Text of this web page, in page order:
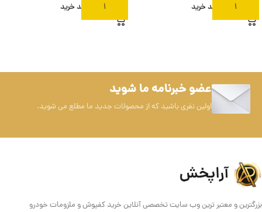
افزودن به سبد خرید افزودن به سبد خرید
عضو خبرنامه ما شوید
اولین نفری باشید که از محصولات جدید ما مطلع می شوید.
بزرگترین و معتبر ترین وب سایت تخصصی آنلاین خرید کفپوش و ملزومات خودرو